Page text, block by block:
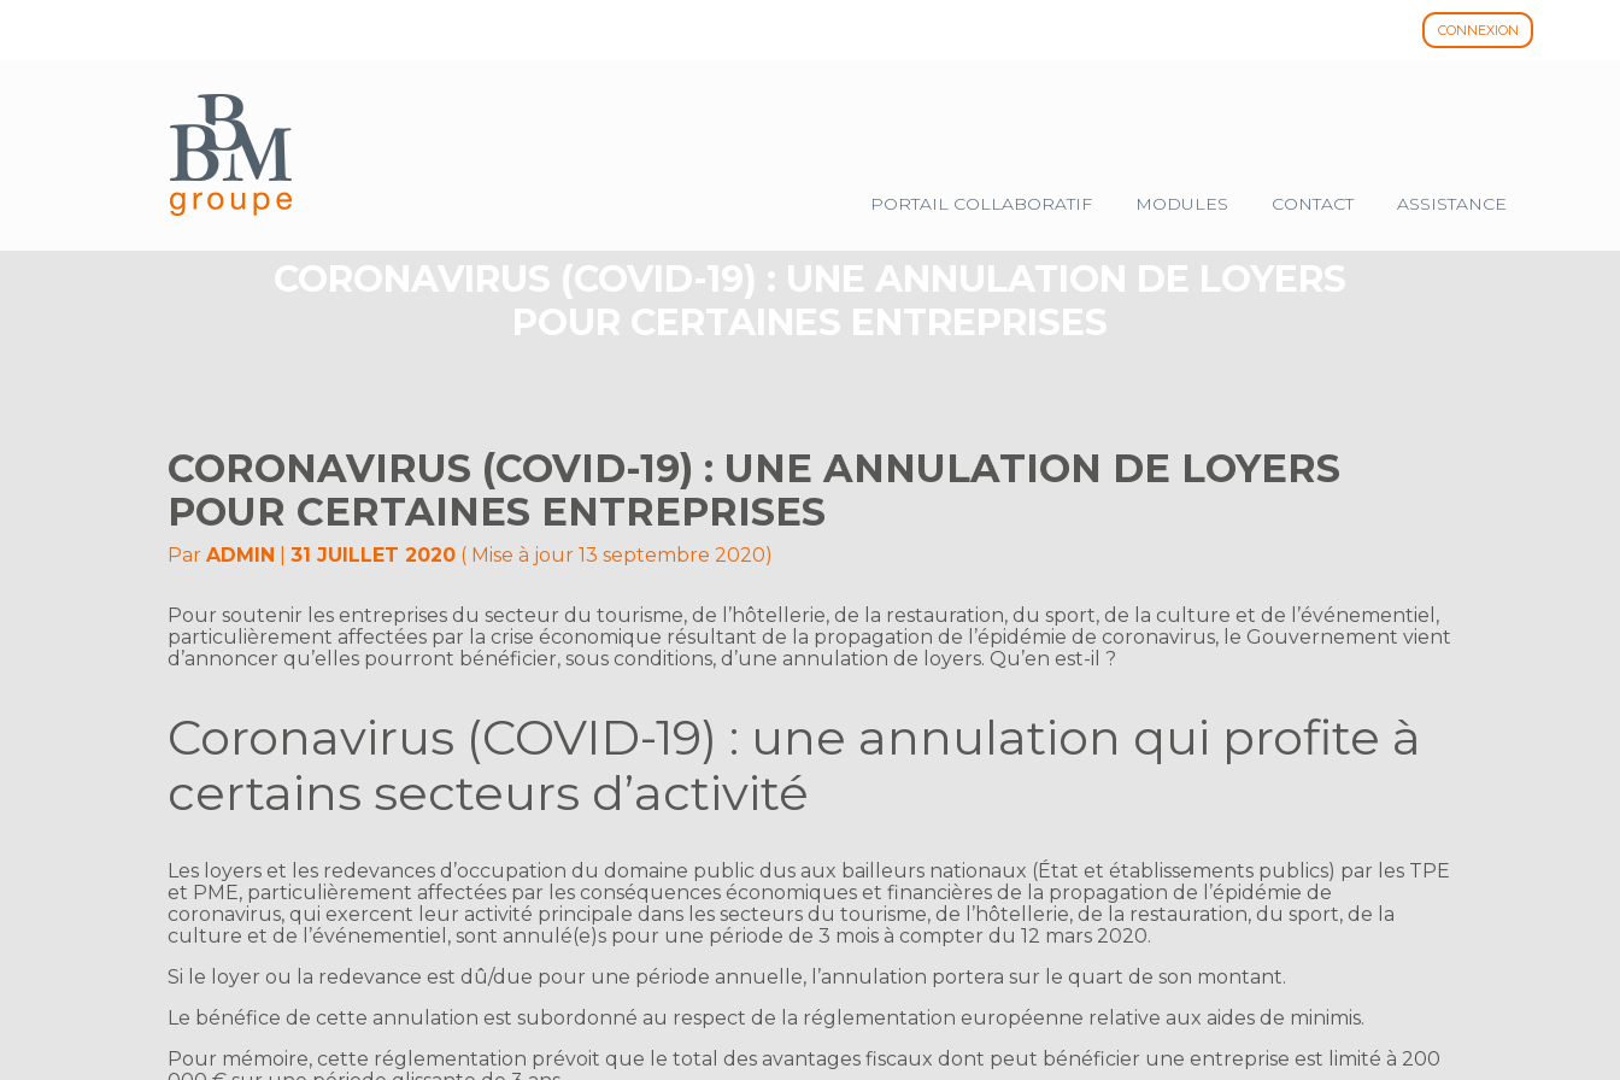
CONNEXION
Principal
PORTAIL COLLABORATIF MODULES CONTACT ASSISTANCE
CORONAVIRUS (COVID-19) : UNE ANNULATION DE LOYERS
POUR CERTAINES ENTREPRISES
CORONAVIRUS (COVID-19) : UNE ANNULATION DE LOYERS
POUR CERTAINES ENTREPRISES
ParADMIN |31 JUILLET 2020 ( Mise à jour 13 septembre 2020)
Pour soutenir les entreprises du secteur du tourisme, de l’hôtellerie, de la restauration, du sport, de la culture et de l’événementiel,
particulièrement affectées par la crise économique résultant de la propagation de l’épidémie de coronavirus, le Gouvernement vient
d’annoncer qu’elles pourront bénéficier, sous conditions, d’une annulation de loyers. Qu’en est-il ?
Coronavirus (COVID-19) : une annulation qui profite à
certains secteurs d’activité
Les loyers et les redevances d’occupation du domaine public dus aux bailleurs nationaux (État et établissements publics) par les TPE
et PME, particulièrement affectées par les conséquences économiques et financières de la propagation de l’épidémie de
coronavirus, qui exercent leur activité principale dans les secteurs du tourisme, de l’hôtellerie, de la restauration, du sport, de la
culture et de l’événementiel, sont annulé(e)s pour une période de 3 mois à compter du 12 mars 2020.
Si le loyer ou la redevance est dû/due pour une période annuelle, l’annulation portera sur le quart de son montant.
Le bénéfice de cette annulation est subordonné au respect de la réglementation européenne relative aux aides de minimis.
Pour mémoire, cette réglementation prévoit que le total des avantages fiscaux dont peut bénéficier une entreprise est limité à 200